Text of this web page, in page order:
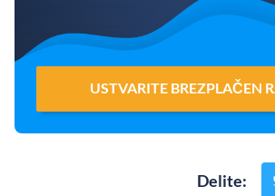
USTVARITE BREZPLAČEN
Delite: